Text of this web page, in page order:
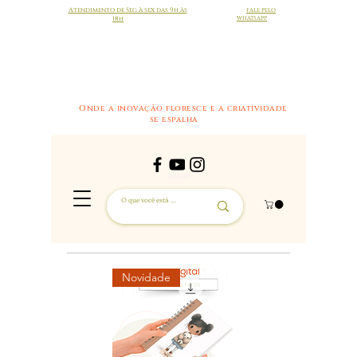
Onde a inovação floresce e a criatividade
se espalha
Atendimento de Seg à sex das 9h às
18h
FALE PELO
WHATSAPP
Novidade